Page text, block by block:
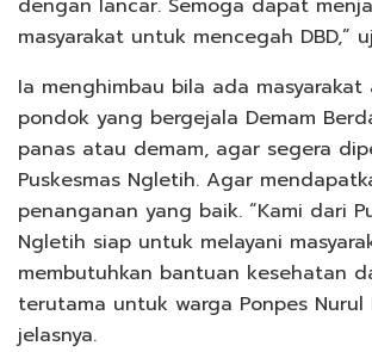
dengan lancar. Semoga dapat
masyarakat untuk mencegah DBD,”
Ia menghimbau bila ada
pondok yang bergejala Demam
panas atau demam, agar segera
Puskesmas Ngletih. Agar
penanganan yang baik. “Kami dari
Ngletih siap untuk melayani
membutuhkan bantuan kesehatan
terutama untuk warga Ponpes Nurul
jelasnya.